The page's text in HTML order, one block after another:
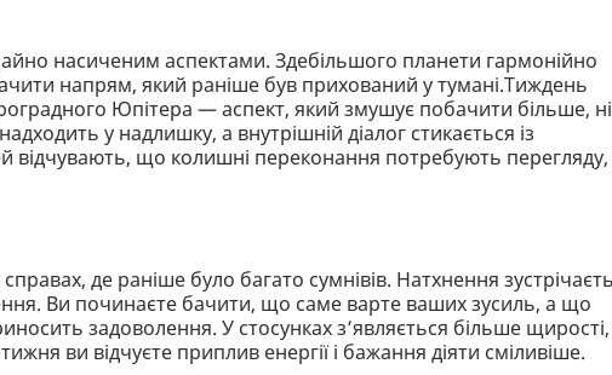
насиченим аспектами. Здебільшого планети гармонійно
напрям, який раніше був прихований у тумані.Тиждень
Юпітера — аспект, який змушує побачити більше,
у надлишку, а внутрішній діалог стикається із
відчувають, що колишні переконання потребують перегляду,
де раніше було багато сумнівів. Натхнення
Ви починаєте бачити, що саме варте ваших зусиль, а що
задоволення. У стосунках з’являється більше
ви відчуєте приплив енергії і бажання діяти сміливіше.